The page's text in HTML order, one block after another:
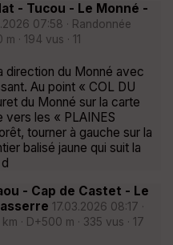
- Tucou - Le Monné -
07:58 · Randonnée
· 194 vus · 11
direction du Monné avec
Au point « COL DU
du Monné sur la carte
vers les « PLAINES
tourner à gauche sur la
balisé jaune qui suit la
- Cap de Castet - Le
17.03.2026 08:17 ·
· D+500 m · 335 vus · 17